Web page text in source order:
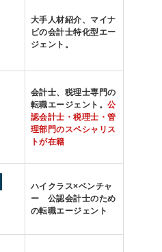
大手人材紹介、マイナ
ビの会計士特化型エー
ジェント。
会計士、税理士専門の
転職エージェント。公
認会計士・税理士・管
理部門のスペシャリス
トが在籍
ハイクラス×ベンチャ
ー 公認会計士のため
の転職エージェント